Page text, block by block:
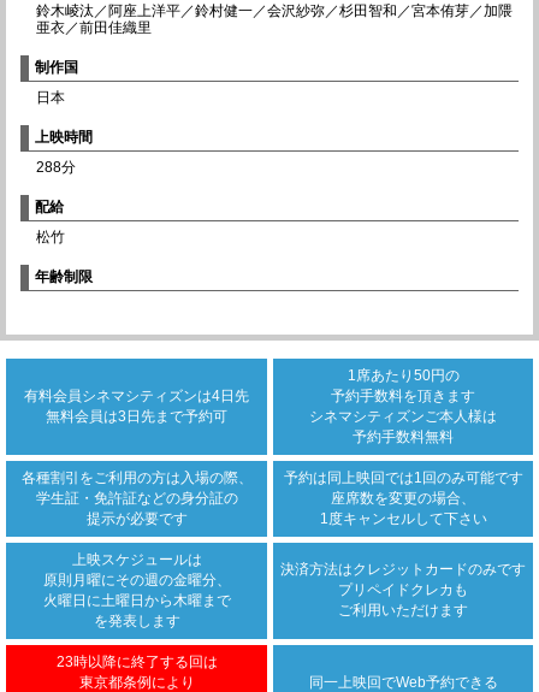
鈴木崚汰／阿座上洋平／鈴村健一／会沢紗弥／杉田智和／宮本侑芽／加隈
亜衣／前田佳織里
制作国
日本
上映時間
288分
配給
松竹
年齢制限
有料会員シネマシティズンは4日先
無料会員は3日先まで予約可
1席あたり50円の
予約手数料を頂きます
シネマシティズンご本人様は
予約手数料無料
各種割引をご利用の方は 入場の際、
学生証・免許証などの身分証の
提示が必要です
予約は同上映回では1回のみ可能です
座席数を変更の場合、
1度キャンセルして下さい
上映スケジュールは
原則月曜にその週の金曜分、
火曜日に土曜日から木曜まで
を発表します
決済方法はクレジットカードのみです
プリペイドクレカも
ご利用いただけます
23時以降に終了する回は
東京都条例により
同一上映回でWeb予約できる